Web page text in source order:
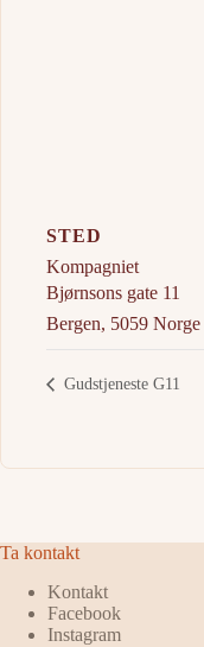
STED
Kompagniet
Bjørnsons gate 11
Bergen, 5059 Norge
Gudstjeneste G11
Ta kontakt
Kontakt
Facebook
Instagram